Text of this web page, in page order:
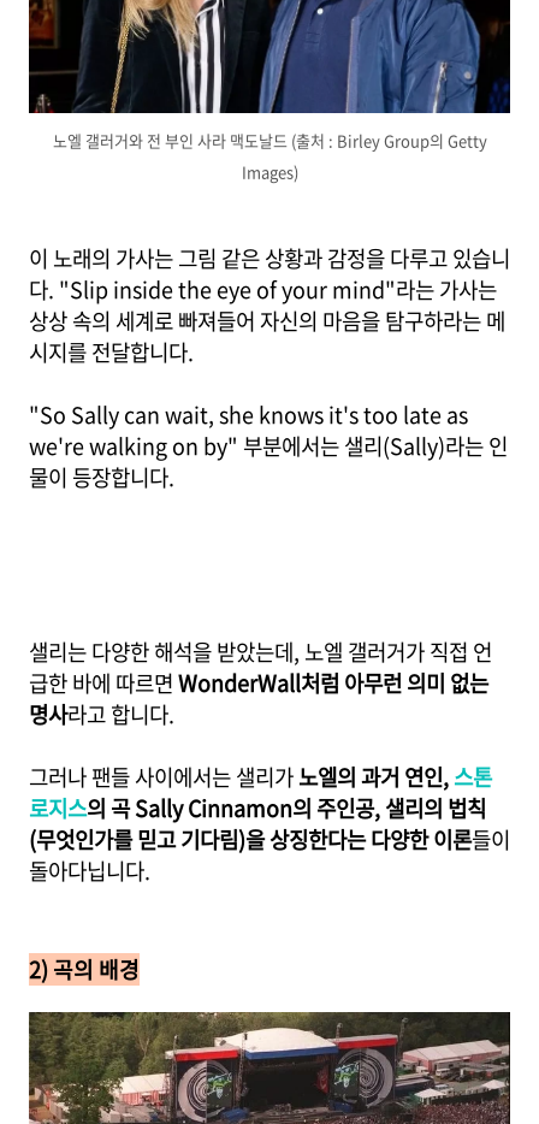
노엘 갤러거와 전 부인 사라 맥도날드 (출처 : Birley Group의 Getty
Images)
이 노래의 가사는 그림 같은 상황과 감정을 다루고 있습니
다. "Slip inside the eye of your mind"라는 가사는
상상 속의 세계로 빠져들어 자신의 마음을 탐구하라는 메
시지를 전달합니다.
"So Sally can wait, she knows it's too late as
we're walking on by" 부분에서는 샐리(Sally)라는 인
물이 등장합니다.
샐리는 다양한 해석을 받았는데, 노엘 갤러거가 직접 언
급한 바에 따르면WonderWall처럼 아무런 의미 없는
명사라고 합니다.
그러나 팬들 사이에서는 샐리가노엘의 과거 연인,스톤
로지스의 곡 Sally Cinnamon의 주인공, 샐리의 법칙
(무엇인가를 믿고 기다림)을 상징한다는 다양한 이론들이
돌아다닙니다.
2) 곡의 배경